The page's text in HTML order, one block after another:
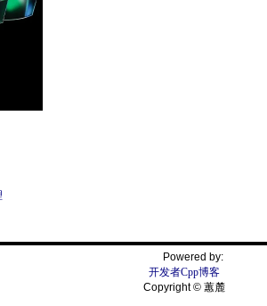
Powered by:
开发者Cpp博客
Copyright © 蕙麓